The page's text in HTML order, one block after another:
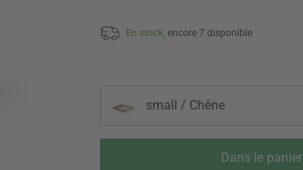
En stock, encore 7 disponible
small / Chêne
Dans le panier